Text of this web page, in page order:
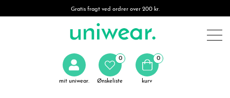
Gratis fragt ved ordrer over 200 kr.
mit uniwear. Ønskeliste
0 0
kurv